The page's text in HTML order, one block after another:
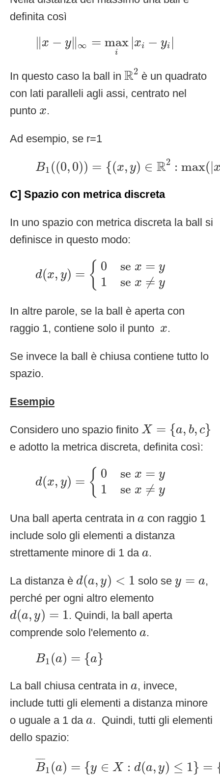
definita così
∥x − y∥∞ = max
i
|xi − yi |
y x
In questo caso la ball in R2
R2
è un quadrato
con lati paralleli agli assi, centrato nel
punto x
x.
Ad esempio, se r=1
B1 ((0,0)) = {(x, y) ∈ R2 : max(|
B1 (( 0 ={ y R2 x
C] Spazio con metrica discreta
In uno spazio con metrica discreta la ball si
definisce in questo modo:
d(x, y) = { 0 se x = y
1 se x ≠ y
sex
In altre parole, se la ball è aperta con
raggio 1, contiene solo il punto x
x.
Se invece la ball è chiusa contiene tutto lo
spazio.
Esempio
Considero uno spazio finito X = {a, b, c}
X= b }
e adotto la metrica discreta, definita così:
d(x, y) = { 0 se x = y
1 se x ≠ y
sex
Una ball aperta centrata in a
a con raggio 1
include solo gli elementi a distanza
strettamente minore di 1 da a
a.
La distanza è d(a, y) < 1
d( )< 1 solo sey = a
y =a
,
perché per ogni altro elemento
d(a, y) = 1
d( )=
. Quindi, la ball aperta
comprende solo l'elemento a
a.
B1 (a) = {a}
B 1 a a
La ball chiusa centrata in a
a, invece,
include tutti gli elementi a distanza minore
o uguale a 1 da a
a. Quindi, tutti gli elementi
dello spazio:
¯¯¯¯
B1 (a) = {y ∈ X : d(a, y) ≤ 1} =
1( : , }